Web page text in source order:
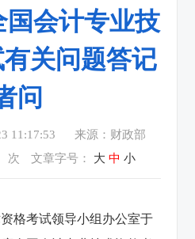
会计专业技
关问题答记
问
11:17:53
来源：财政部
次 文章字号： 大 中 小
格考试领导小组办公室于